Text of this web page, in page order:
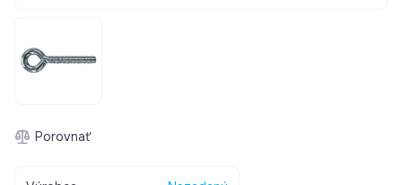
Porovnať